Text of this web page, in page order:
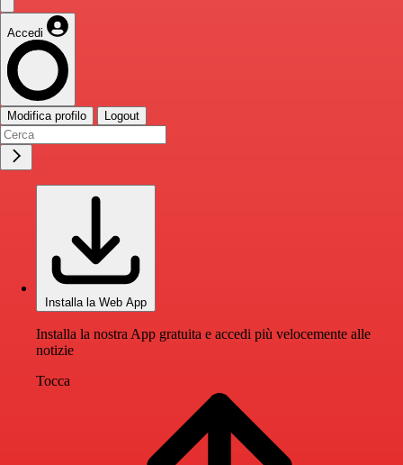
Accedi
Modifica profilo Logout
Installa la Web App
Installa la nostra App gratuita e accedi più velocemente alle
notizie
Tocca